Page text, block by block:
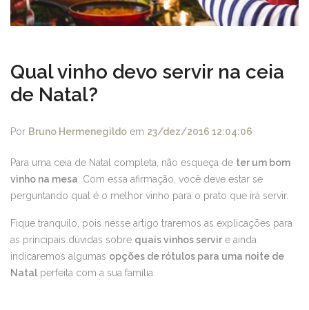
Qual vinho devo servir na ceia
de Natal?
Por Bruno Hermenegildo em 23/dez/2016 12:04:06
Para uma ceia de Natal completa, não esqueça de ter um bom
vinho na mesa . Com essa afirmação, você deve estar se
perguntando qual é o melhor vinho para o prato que irá servir.
Fique tranquilo, pois nesse artigo traremos as explicações para
as principais dúvidas sobre quais vinhos servir e ainda
indicaremos algumas opções de rótulos para uma noite de
Natal perfeita com a sua família.